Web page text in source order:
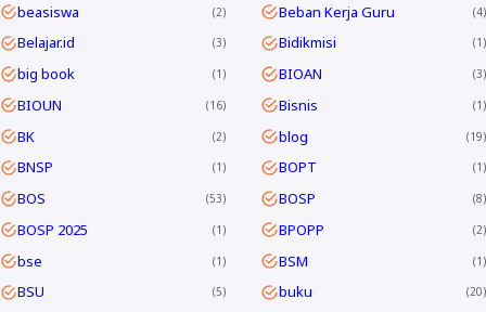
beasiswa 2 Beban Kerja Guru 4
Belajar.id 3 Bidikmisi 1
big book 1 BIOAN 3
BIOUN 16 Bisnis 1
BK 2 blog 19
BNSP 1 BOPT 1
BOS 53 BOSP 8
BOSP 2025 1 BPOPP 2
bse 1 BSM 1
BSU 5 buku 20